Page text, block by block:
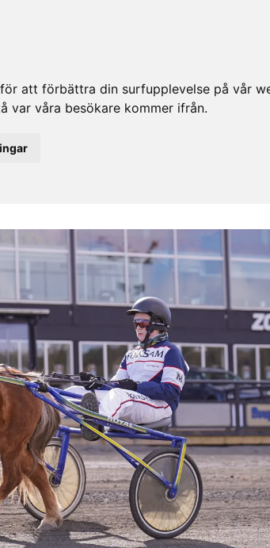
att förbättra din surfupplevelse på vår
våra besökare kommer ifrån.